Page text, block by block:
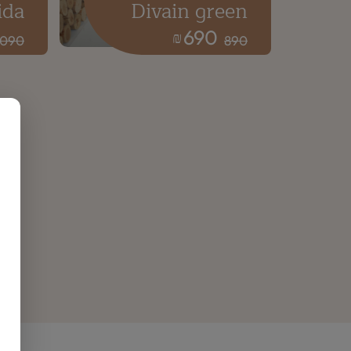
890
690
₪
Divain green